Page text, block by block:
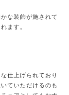
な装飾が施されて
ます。
仕上げられており
ていただけるのも